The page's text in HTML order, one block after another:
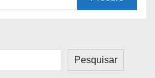
Pesquisar